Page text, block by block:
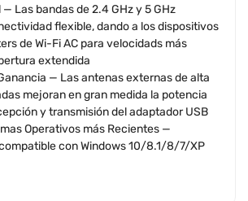
— Las bandas de 2.4 GHz y 5 GHz
flexible, dando a los dispositivos
de Wi-Fi AC para velocidads más
extendida
— Las antenas externas de alta
mejoran en gran medida la potencia
y transmisión del adaptador USB
Operativos más Recientes —
con Windows 10/8.1/8/7/XP